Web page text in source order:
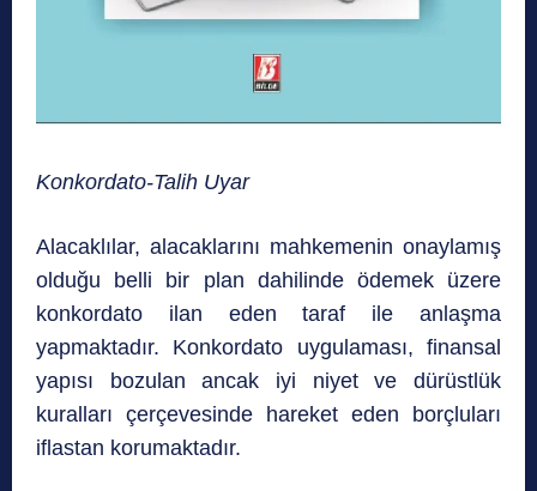
Konkordato-Talih Uyar
Alacaklılar, alacaklarını mahkemenin onaylamış
olduğu belli bir plan dahilinde ödemek üzere
konkordato ilan eden taraf ile anlaşma
yapmaktadır. Konkordato uygulaması, finansal
yapısı bozulan ancak iyi niyet ve dürüstlük
kuralları çerçevesinde hareket eden borçluları
iflastan korumaktadır.